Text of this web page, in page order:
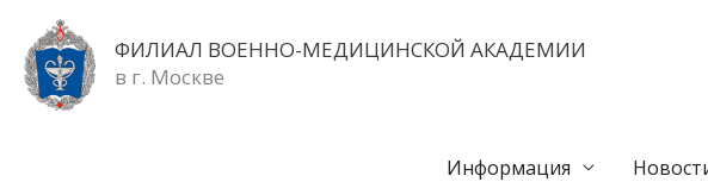
Перейти
содержимому
ФИЛИАЛ ВОЕННО-МЕДИЦИНСКОЙ АКАДЕМИИ
в г. Москве
Информация